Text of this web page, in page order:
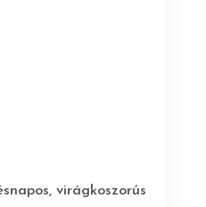
virágkoszorús